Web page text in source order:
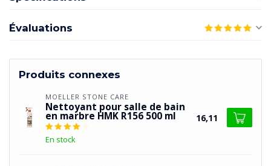
Évaluations
Produits connexes
MOELLER STONE CARE
Nettoyant pour salle de bain
en marbre HMK R156 500 ml
En stock
16,11